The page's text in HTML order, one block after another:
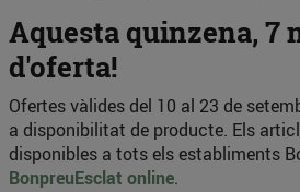
Aquesta quinzena, 7
d'oferta!
Ofertes vàlides del 10 al 23 de
a disponibilitat de producte. Els
disponibles a tots els establiments
BonpreuEsclat online.